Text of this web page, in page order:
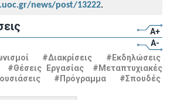
news/post/13222.
A+
A-
#Διακρίσεις
#Εκδηλώσεις
#Θέσεις Εργασίας
#Μεταπτυχιακές
#Πρόγραμμα
#Σπουδές